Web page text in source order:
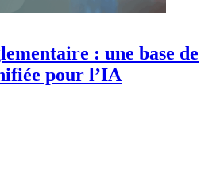
: une base de
pour l’IA